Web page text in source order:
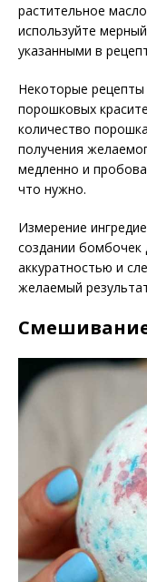
растительное
используйте
указанными в
Некоторые рецепты
порошковых
количество
получения
медленно и
что нужно.
Измерение
создании бомбочек
аккуратностью и
желаемый